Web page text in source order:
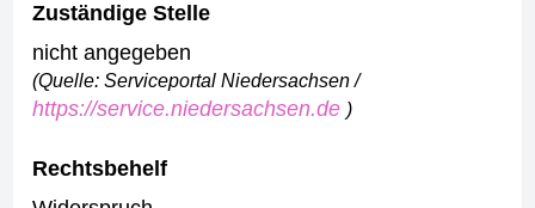
Zuständige Stelle
nicht angegeben
(Quelle: Serviceportal Niedersachsen /
https://service.niedersachsen.de )
Rechtsbehelf